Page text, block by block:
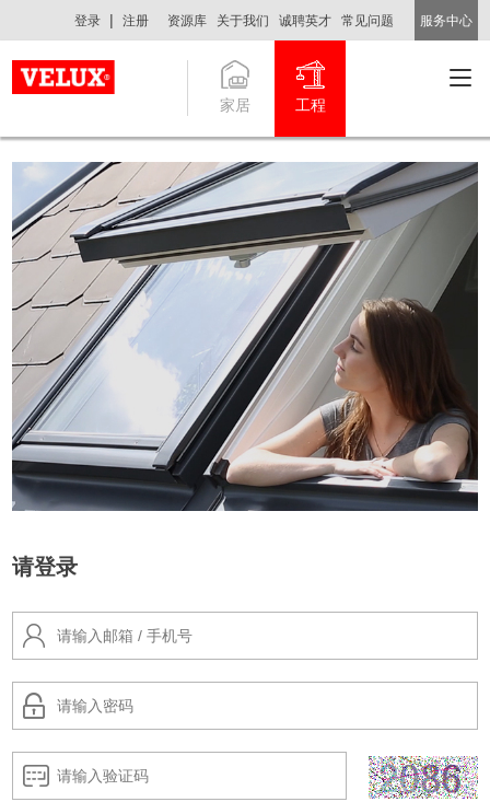
登录 | 注册 资源库 关于我们 诚聘英才 常见问题 服务中心
家居 工程
请登录